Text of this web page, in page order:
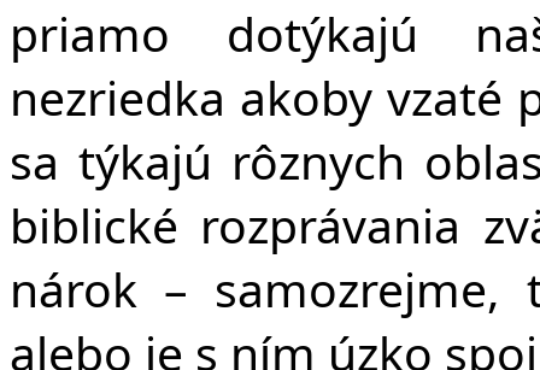
priamo dotýkajú
nezriedka akoby vzaté
sa týkajú rôznych
biblické rozprávania
nárok – samozrejme,
alebo je s ním úzko